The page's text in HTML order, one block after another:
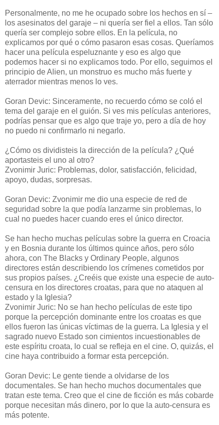
Personalmente, no me he ocupado sobre los hechos en sí –
los asesinatos del garaje – ni quería ser fiel a ellos. Tan sólo
quería ser complejo sobre ellos. En la película, no
explicamos por qué o cómo pasaron esas cosas. Queríamos
hacer una película espeluznante y eso es algo que
podemos hacer si no explicamos todo. Por ello, seguimos el
principio de Alien, un monstruo es mucho más fuerte y
aterrador mientras menos lo ves.
Goran Devic: Sinceramente, no recuerdo cómo se coló el
tema del garaje en el guión. Si ves mis películas anteriores,
podrías pensar que es algo que traje yo, pero a día de hoy
no puedo ni confirmarlo ni negarlo.
¿Cómo os dividisteis la dirección de la película? ¿Qué
aportasteis el uno al otro?
Zvonimir Juric: Problemas, dolor, satisfacción, felicidad,
apoyo, dudas, sorpresas.
Goran Devic: Zvonimir me dio una especie de red de
seguridad sobre la que podía lanzarme sin problemas, lo
cual no puedes hacer cuando eres el único director.
Se han hecho muchas películas sobre la guerra en Croacia
y en Bosnia durante los últimos quince años, pero sólo
ahora, con The Blacks y Ordinary People, algunos
directores están describiendo los crímenes cometidos por
sus propios países. ¿Creéis que existe una especie de auto-
censura en los directores croatas, para que no ataquen al
estado y la Iglesia?
Zvonimir Juric: No se han hecho películas de este tipo
porque la percepción dominante entre los croatas es que
ellos fueron las únicas víctimas de la guerra. La Iglesia y el
sagrado nuevo Estado son cimientos incuestionables de
este espíritu croata, lo cual se refleja en el cine. O, quizás, el
cine haya contribuido a formar esta percepción.
Goran Devic: Le gente tiende a olvidarse de los
documentales. Se han hecho muchos documentales que
tratan este tema. Creo que el cine de ficción es más cobarde
porque necesitan más dinero, por lo que la auto-censura es
más potente.